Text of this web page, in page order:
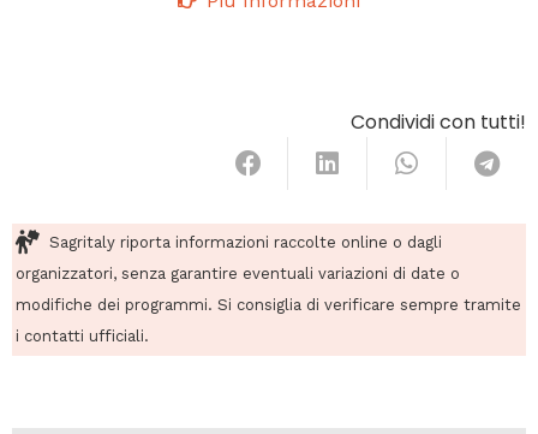
Condividi con tutti!
Sagritaly riporta informazioni raccolte online o dagli
organizzatori, senza garantire eventuali variazioni di date o
modifiche dei programmi. Si consiglia di verificare sempre tramite
i contatti ufficiali.